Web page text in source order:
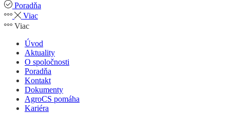
Poradňa
Viac
Viac
Úvod
Aktuality
O spoločnosti
Poradňa
Kontakt
Dokumenty
AgroCS pomáha
Kariéra